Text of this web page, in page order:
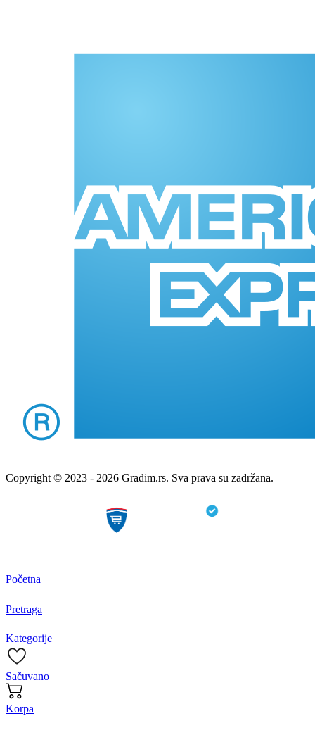
Copyright © 2023 - 2026 Gradim.rs. Sva prava su zadržana.
Početna
Pretraga
Kategorije
Sačuvano
Korpa